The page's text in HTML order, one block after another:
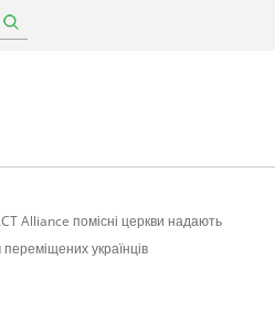
Alliance помісні церкви надають
українців